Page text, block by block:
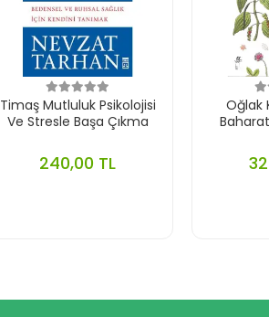
Timaş Mutluluk Psikolojisi
Ve Stresle Başa Çıkma
240,00 TL
Oğlak